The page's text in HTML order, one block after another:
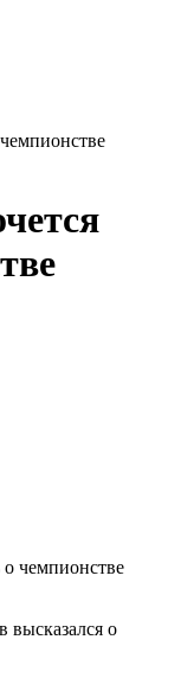
высказался о